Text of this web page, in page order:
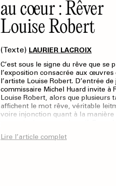
au cœur : Rêver
Louise Robert
(Texte) LAURIER LACROIX
C’est sous le signe du rêve que se
l’exposition consacrée aux œuvres
l’artiste Louise Robert. D’entrée de
commissaire Michel Huard invite à
Louise Robert, alors que plusieurs
affichent le mot rêve, véritable
voire injonction quant à la manière
fois rigoureux et fluide que le rêve
Lire l’article complet